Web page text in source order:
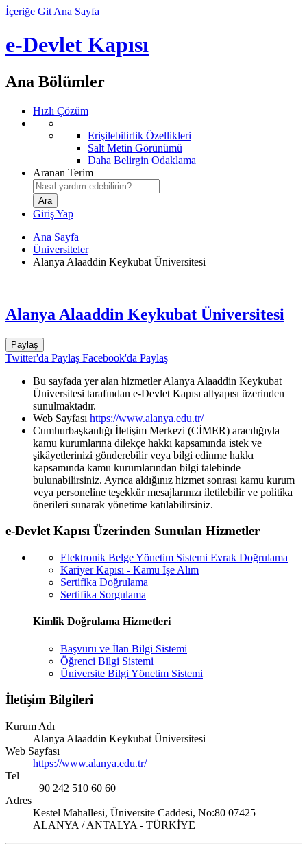
İçeriğe Git Ana Sayfa
e-Devlet Kapısı
Ana Bölümler
Hızlı Çözüm
Erişilebilirlik Özellikleri
Salt Metin Görünümü
Daha Belirgin Odaklama
Aranan Terim
Giriş Yap
Ana Sayfa
Üniversiteler
Alanya Alaaddin Keykubat Üniversitesi
Alanya Alaaddin Keykubat Üniversitesi
Paylaş
Twitter'da Paylaş Facebook'da Paylaş
Bu sayfada yer alan hizmetler Alanya Alaaddin Keykubat
Üniversitesi tarafından e-Devlet Kapısı altyapısı üzerinden
sunulmaktadır.
Web Sayfası https://www.alanya.edu.tr/
Cumhurbaşkanlığı İletişim Merkezi (CİMER) aracılığıyla
kamu kurumlarına dilekçe hakkı kapsamında istek ve
şikâyetlerinizi gönderebilir veya bilgi edinme hakkı
kapsamında kamu kurumlarından bilgi talebinde
bulunabilirsiniz. Ayrıca aldığınız hizmet sonrası kamu kurum
veya personeline teşekkür mesajlarınızı iletilebilir ve politika
önerileri sunarak yönetime katılabilirsiniz.
e-Devlet Kapısı Üzerinden Sunulan Hizmetler
Elektronik Belge Yönetim Sistemi Evrak Doğrulama
Kariyer Kapısı - Kamu İşe Alım
Sertifika Doğrulama
Sertifika Sorgulama
Kimlik Doğrulama Hizmetleri
Başvuru ve İlan Bilgi Sistemi
Öğrenci Bilgi Sistemi
Üniversite Bilgi Yönetim Sistemi
İletişim Bilgileri
Kurum Adı
Alanya Alaaddin Keykubat Üniversitesi
Web Sayfası
https://www.alanya.edu.tr/
Tel
+90 242 510 60 60
Adres
Kestel Mahallesi, Üniversite Caddesi, No:80 07425
ALANYA / ANTALYA - TÜRKİYE